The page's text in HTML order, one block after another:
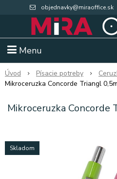
objednavky@miraoffice.sk
Menu
Úvod Písacie potreby
Mikroceruzka Concorde Triangl
Mikroceruzka
Skladom